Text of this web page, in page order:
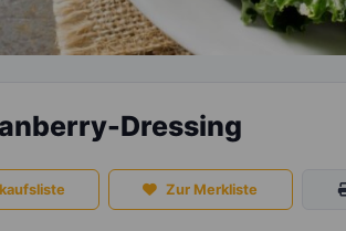
Dressing
Zur Merkliste